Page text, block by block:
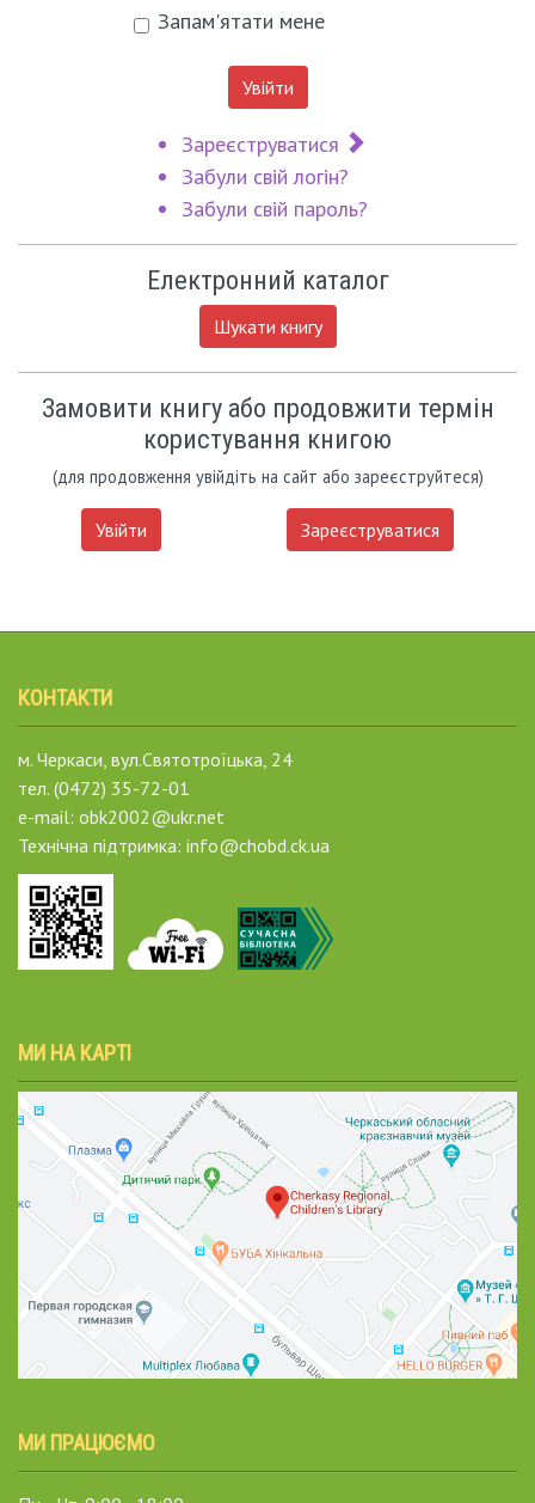
Запам'ятати мене
Увійти
Зареєструватися
Забули свій логін?
Забули свій пароль?
Електронний каталог
Шукати книгу
Замовити книгу або продовжити термін
користування книгою
(для продовження увійдіть на сайт або зареєструйтеся)
Увійти Зареєструватися
КОНТАКТИ
м. Черкаси, вул.Святотроїцька, 24
тел. (0472) 35-72-01
e-mail: obk2002@ukr.net
Технічна підтримка: info@chobd.ck.ua
МИ НА КАРТІ
МИ ПРАЦЮЄМО